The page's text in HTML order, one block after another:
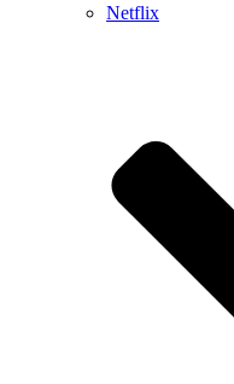
Netflix